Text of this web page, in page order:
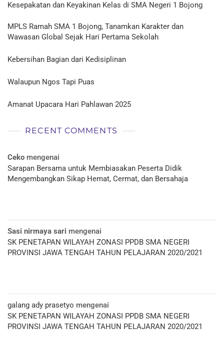
Kesepakatan dan Keyakinan Kelas di SMA Negeri 1 Bojong
MPLS Ramah SMA 1 Bojong, Tanamkan Karakter dan
Wawasan Global Sejak Hari Pertama Sekolah
Kebersihan Bagian dari Kedisiplinan
Walaupun Ngos Tapi Puas
Amanat Upacara Hari Pahlawan 2025
RECENT COMMENTS
Ceko mengenai
Sarapan Bersama untuk Membiasakan Peserta Didik
Mengembangkan Sikap Hemat, Cermat, dan Bersahaja
Sasi nirmaya sari mengenai
SK PENETAPAN WILAYAH ZONASI PPDB SMA NEGERI
PROVINSI JAWA TENGAH TAHUN PELAJARAN 2020/2021
galang ady prasetyo mengenai
SK PENETAPAN WILAYAH ZONASI PPDB SMA NEGERI
PROVINSI JAWA TENGAH TAHUN PELAJARAN 2020/2021